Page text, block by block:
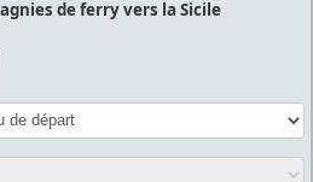
de ferry vers la Sicile